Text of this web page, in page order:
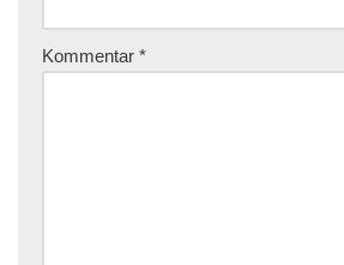
Kommentar *